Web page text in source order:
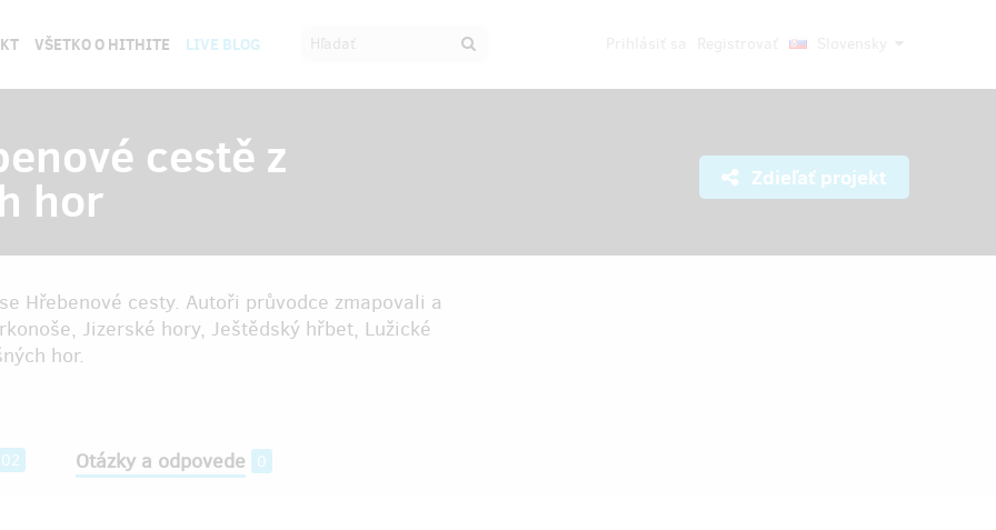
VŠETKO O HITHITE LIVE BLOG
cestě z
hor Zdieľať projekt
Hřebenové cesty. Autoři průvodce zmapovali a
Jizerské hory, Ještědský hřbet, Lužické
hor.
Otázky a odpovede 0